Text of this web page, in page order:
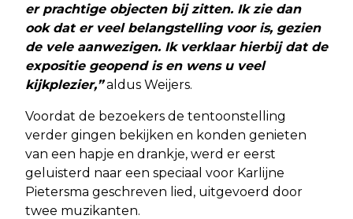
er prachtige objecten bij zitten. Ik zie dan
ook dat er veel belangstelling voor is, gezien
de vele aanwezigen. Ik verklaar hierbij dat de
expositie geopend is en wens u veel
kijkplezier,”aldus Weijers.
Voordat de bezoekers de tentoonstelling
verder gingen bekijken en konden genieten
van een hapje en drankje, werd er eerst
geluisterd naar een speciaal voor Karlijne
Pietersma geschreven lied, uitgevoerd door
twee muzikanten.